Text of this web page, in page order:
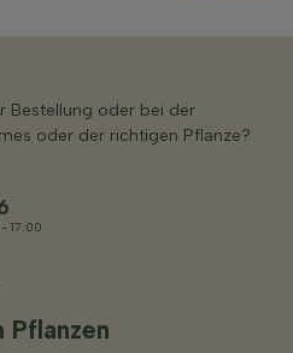
Bestellung oder bei der
oder der richtigen Pflanze?
17:00
Pflanzen